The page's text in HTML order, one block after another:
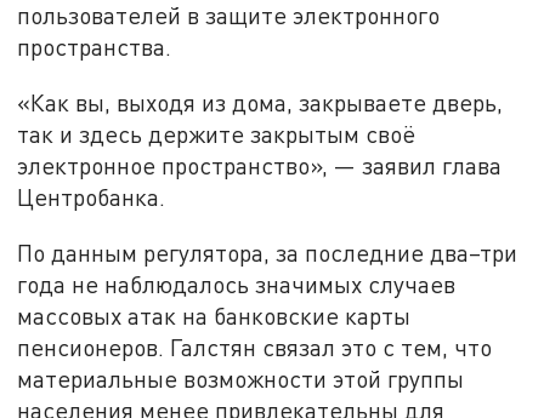
пользователей в защите электронного
пространства.
«Как вы, выходя из дома, закрываете дверь,
так и здесь держите закрытым своё
электронное пространство», — заявил глава
Центробанка.
По данным регулятора, за последние два–три
года не наблюдалось значимых случаев
массовых атак на банковские карты
пенсионеров. Галстян связал это с тем, что
материальные возможности этой группы
населения менее привлекательны для